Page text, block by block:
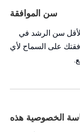
سن الموافقة
سن الرشد في
على السماح لأي
الخصوصية هذه